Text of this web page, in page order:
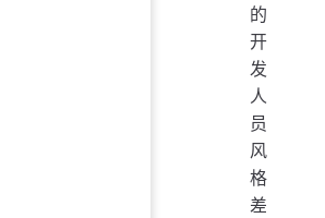
的
开
发
人
员
风
格
差